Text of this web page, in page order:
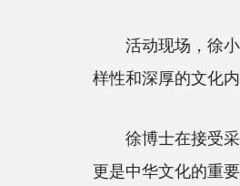
活动现场，徐小
样性和深厚的文化
徐博士在接受采
更是中华文化的重